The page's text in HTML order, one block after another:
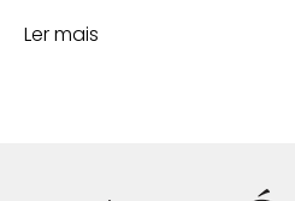
Ler mais